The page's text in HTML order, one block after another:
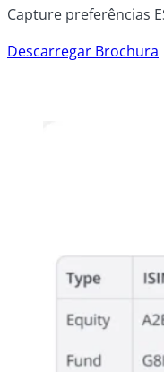
Capture preferências
Descarregar Brochura